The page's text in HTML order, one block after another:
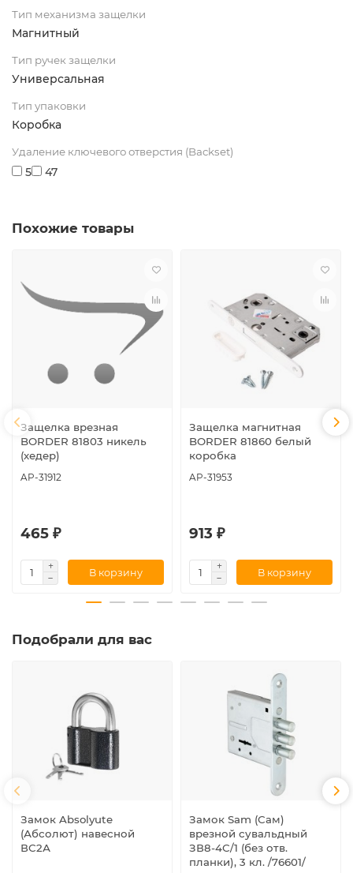
Тип механизма защелки
Магнитный
Тип ручек защелки
Универсальная
Тип упаковки
Коробка
Удаление ключевого отверстия (Backset)
5 47
Похожие товары
Защелка врезная
BORDER 81803 никель
(хедер)
AP-31912
465 ₽
В корзину
Защелка магнитная
BORDER 81860 белый
коробка
AP-31953
913 ₽
В корзину
Подобрали для вас
Замок Absolyute
(Абсолют) навесной
ВС2А
Замок Sam (Сам)
врезной сувальдный
ЗВ8-4С/1 (без отв.
планки), 3 кл. /76601/